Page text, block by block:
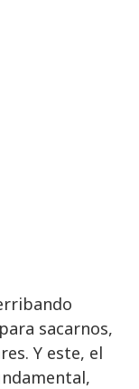
sacarnos,
Y este, el